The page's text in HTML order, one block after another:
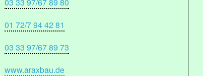
01 72/7 94 42 81
03 33 97/67 89 73
www.araxbau.de